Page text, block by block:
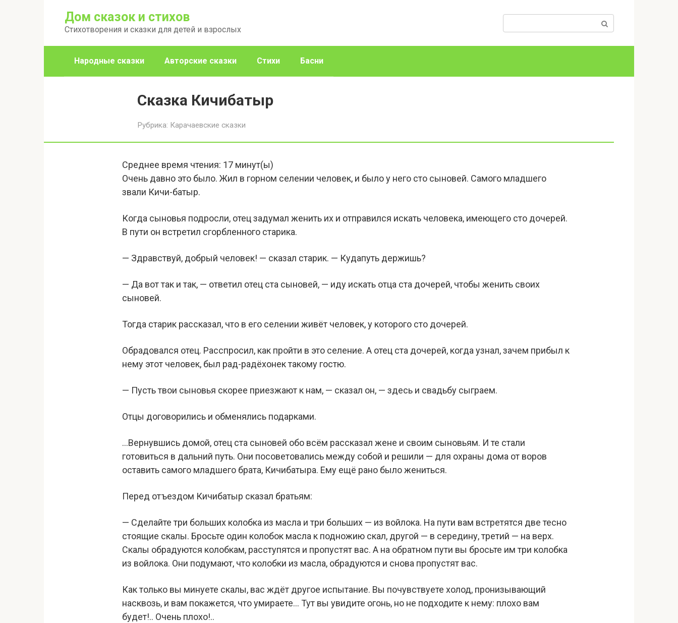
Дом сказок и стихов
Стихотворения и сказки для детей и взрослых
Народные сказки Авторские сказки Стихи Басни
Сказка Кичибатыр
Рубрика: Карачаевские сказки
Среднее время чтения: 17 минут(ы)
Очень давно это было. Жил в горном селении человек, и было у него сто сыновей. Самого младшего
звали Кичи-батыр.
Когда сыновья подросли, отец задумал женить их и отправился искать человека, имеющего сто дочерей.
В пути он встретил сгорбленного старика.
— Здравствуй, добрый человек! — сказал старик. — Кудапуть держишь?
— Да вот так и так, — ответил отец ста сыновей, — иду искать отца ста дочерей, чтобы женить своих
сыновей.
Тогда старик рассказал, что в его селении живёт человек, у которого сто дочерей.
Обрадовался отец. Расспросил, как пройти в это селение. А отец ста дочерей, когда узнал, зачем прибыл к
нему этот человек, был рад-радёхонек такому гостю.
— Пусть твои сыновья скорее приезжают к нам, — сказал он, — здесь и свадьбу сыграем.
Отцы договорились и обменялись подарками.
…Вернувшись домой, отец ста сыновей обо всём рассказал жене и своим сыновьям. И те стали
готовиться в дальний путь. Они посоветовались между собой и решили — для охраны дома от воров
оставить самого младшего брата, Кичибатыра. Ему ещё рано было жениться.
Перед отъездом Кичибатыр сказал братьям:
— Сделайте три больших колобка из масла и три больших — из войлока. На пути вам встретятся две тесно
стоящие скалы. Бросьте один колобок масла к подножию скал, другой — в середину, третий — на верх.
Скалы обрадуются колобкам, расступятся и пропустят вас. А на обратном пути вы бросьте им три колобка
из войлока. Они подумают, что колобки из масла, обрадуются и снова пропустят вас.
Как только вы минуете скалы, вас ждёт другое испытание. Вы почувствуете холод, пронизывающий
насквозь, и вам покажется, что умираете… Тут вы увидите огонь, но не подходите к нему: плохо вам
будет!.. Очень плохо!..